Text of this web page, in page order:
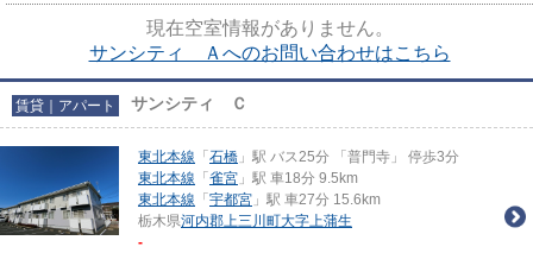
現在空室情報がありません。
サンシティ Ａへのお問い合わせはこちら
賃貸｜アパート サンシティ Ｃ
東北本線 「 石橋 」駅 バス25分 「普門寺」 停歩3分
東北本線 「 雀宮 」駅 車18分 9.5km
東北本線 「 宇都宮 」駅 車27分 15.6km
栃木県河内郡上三川町大字上蒲生
-